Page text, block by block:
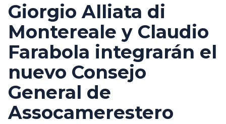
Giorgio Alliata di
Montereale y Claudio
Farabola integrarán el
nuevo Consejo
General de
Assocamerestero